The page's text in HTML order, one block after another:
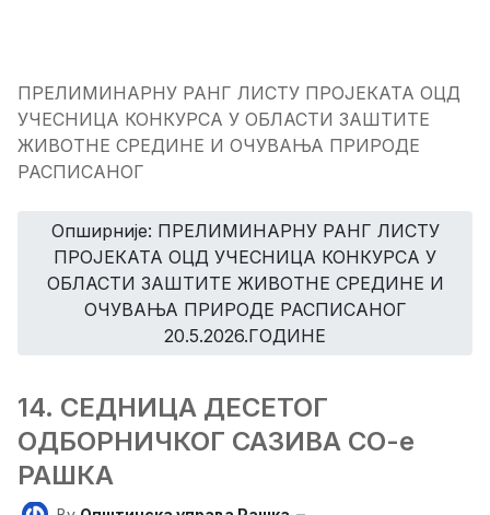
ПРЕЛИМИНАРНУ РАНГ ЛИСТУ ПРОЈЕКАТА ОЦД
УЧЕСНИЦА КОНКУРСА У ОБЛАСТИ ЗАШТИТЕ
ЖИВОТНЕ СРЕДИНЕ И ОЧУВАЊА ПРИРОДЕ
РАСПИСАНОГ
Опширније: ПРЕЛИМИНАРНУ РАНГ ЛИСТУ
ПРОЈЕКАТА ОЦД УЧЕСНИЦА КОНКУРСА У
ОБЛАСТИ ЗАШТИТЕ ЖИВОТНЕ СРЕДИНЕ И
ОЧУВАЊА ПРИРОДЕ РАСПИСАНОГ
20.5.2026.ГОДИНЕ
14. СЕДНИЦА ДЕСЕТОГ
ОДБОРНИЧКОГ САЗИВА СО-е
РАШКА